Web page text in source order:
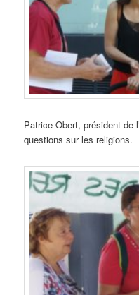
Patrice Obert, président de
questions sur les religions.